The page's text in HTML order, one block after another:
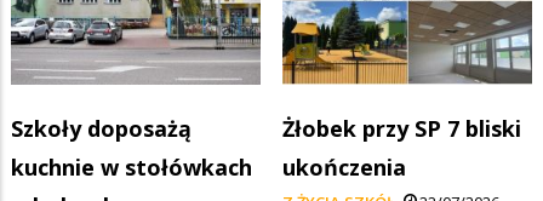
Szkoły doposażą
kuchnie w stołówkach
Żłobek przy SP 7 bliski
ukończenia